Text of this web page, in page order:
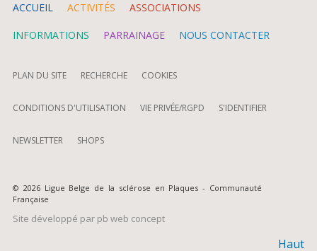
ACCUEIL ACTIVITÉS ASSOCIATIONS
INFORMATIONS PARRAINAGE NOUS CONTACTER
PLAN DU SITE RECHERCHE COOKIES
CONDITIONS D'UTILISATION VIE PRIVÉE/RGPD S'IDENTIFIER
NEWSLETTER SHOPS
© 2026 Ligue Belge de la sclérose en Plaques - Communauté
Française
Site développé par pb web concept
Haut